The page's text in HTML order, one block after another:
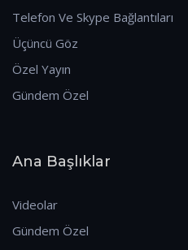
Telefon Ve Skype Bağlantıları
Üçüncü Göz
Özel Yayın
Gündem Özel
Ana Başlıklar
Videolar
Gündem Özel